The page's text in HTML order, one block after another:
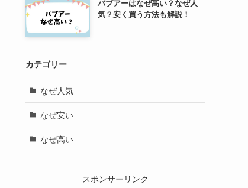
バブアーはなぜ高い？なぜ人
気？安く買う方法も解説！
カテゴリー
なぜ人気
なぜ安い
なぜ高い
スポンサーリンク